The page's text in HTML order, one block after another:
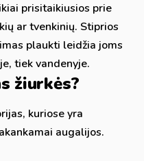
prisitaikiusios prie
ar tvenkinių. Stiprios
plaukti leidžia joms
tiek vandenyje.
žiurkės?
kuriose yra
augalijos.